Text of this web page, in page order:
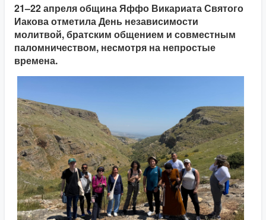
21–22 апреля община Яффо Викариата Святого
Иакова отметила День независимости
молитвой, братским общением и совместным
паломничеством, несмотря на непростые
времена.